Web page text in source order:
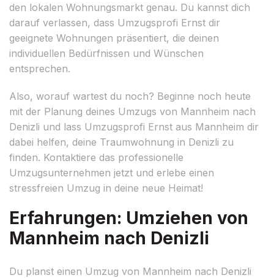
den lokalen Wohnungsmarkt genau. Du kannst dich
darauf verlassen, dass Umzugsprofi Ernst dir
geeignete Wohnungen präsentiert, die deinen
individuellen Bedürfnissen und Wünschen
entsprechen.
Also, worauf wartest du noch? Beginne noch heute
mit der Planung deines Umzugs von Mannheim nach
Denizli und lass Umzugsprofi Ernst aus Mannheim dir
dabei helfen, deine Traumwohnung in Denizli zu
finden. Kontaktiere das professionelle
Umzugsunternehmen jetzt und erlebe einen
stressfreien Umzug in deine neue Heimat!
Erfahrungen: Umziehen von
Mannheim nach Denizli
Du planst einen Umzug von Mannheim nach Denizli